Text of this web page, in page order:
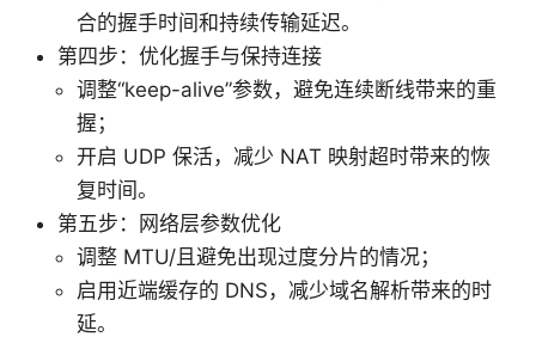
合的握手时间和持续传输延迟。
第四步：优化握手与保持连接
调整“keep-alive”参数，避免连续断线带来的重
握；
开启 UDP 保活，减少 NAT 映射超时带来的恢
复时间。
第五步：网络层参数优化
调整 MTU/且避免出现过度分片的情况；
启用近端缓存的 DNS，减少域名解析带来的时
延。